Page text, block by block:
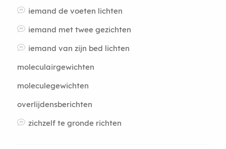
iemand de voeten lichten
iemand met twee gezichten
iemand van zijn bed lichten
moleculairgewichten
moleculegewichten
overlijdensberichten
zichzelf te gronde richten